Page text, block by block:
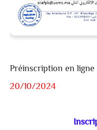
Préinscription en ligne
20/10/2024